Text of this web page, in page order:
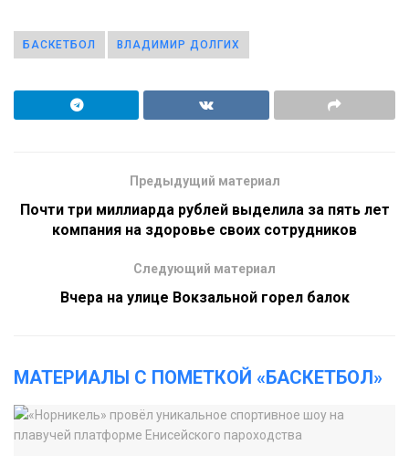
БАСКЕТБОЛ ВЛАДИМИР ДОЛГИХ
Предыдущий материал
Почти три миллиарда рублей выделила за пять лет
компания на здоровье своих сотрудников
Следующий материал
Вчера на улице Вокзальной горел балок
МАТЕРИАЛЫ С ПОМЕТКОЙ «БАСКЕТБОЛ»